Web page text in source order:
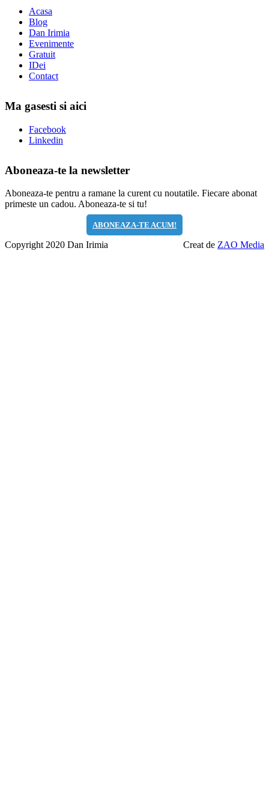
Acasa
Blog
Dan Irimia
Evenimente
Gratuit
IDei
Contact
Ma gasesti si aici
Facebook
Linkedin
Aboneaza-te la newsletter
Aboneaza-te pentru a ramane la curent cu noutatile. Fiecare abonat
primeste un cadou. Aboneaza-te si tu!
ABONEAZA-TE ACUM!
Copyright 2020 Dan Irimia Creat de ZAO Media